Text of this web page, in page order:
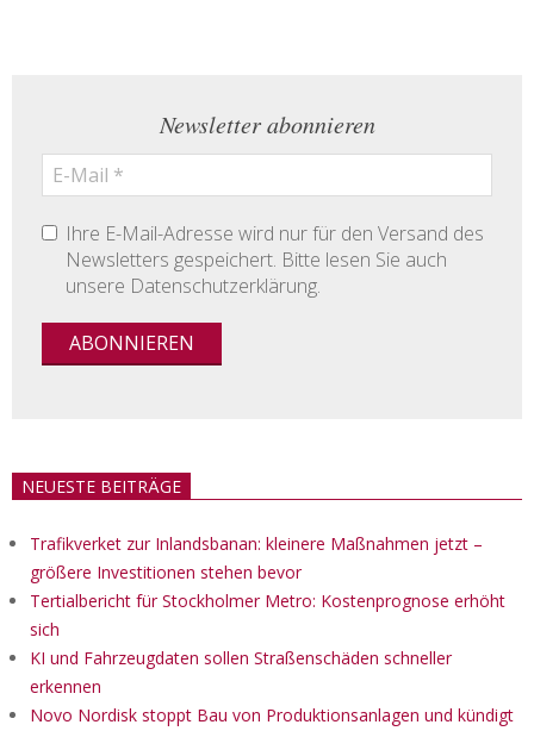
Newsletter abonnieren
Ihre E-Mail-Adresse wird nur für den Versand des
Newsletters gespeichert. Bitte lesen Sie auch
unsere Datenschutzerklärung.
NEUESTE BEITRÄGE
Trafikverket zur Inlandsbanan: kleinere Maßnahmen jetzt –
größere Investitionen stehen bevor
Tertialbericht für Stockholmer Metro: Kostenprognose erhöht
sich
KI und Fahrzeugdaten sollen Straßenschäden schneller
erkennen
Novo Nordisk stoppt Bau von Produktionsanlagen und kündigt